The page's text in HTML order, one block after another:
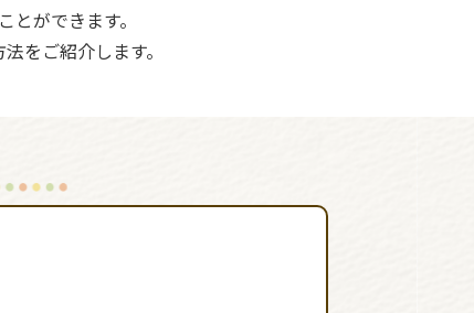
ができます。
をご紹介します。